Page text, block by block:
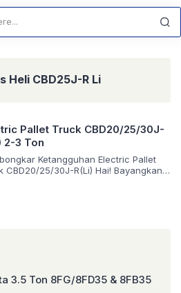
Heli CBD25J-R Li
Pallet Truck CBD20/25/30J-
2-3 Ton
Ketangguhan Electric Pallet
CBD20/25/30J-R(Li) Hai! Bayangkan
stabil. Hari ini, saya […]
3.5 Ton 8FG/8FD35 & 8FB35